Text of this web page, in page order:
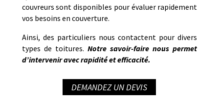
couvreurs sont disponibles pour évaluer rapidement
vos besoins en couverture.
Ainsi, des particuliers nous contactent pour divers
types de toitures. Notre savoir-faire nous permet
d’intervenir avec rapidité et efficacité.
DEMANDEZ UN DEVIS